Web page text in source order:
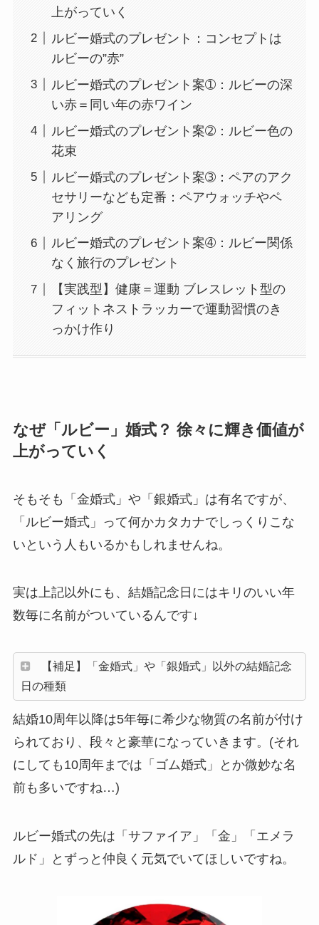
上がっていく
ルビー婚式のプレゼント：コンセプトは
ルビーの”赤”
ルビー婚式のプレゼント案➀：ルビーの深
い赤＝同い年の赤ワイン
ルビー婚式のプレゼント案➁：ルビー色の
花束
ルビー婚式のプレゼント案➂：ペアのアク
セサリーなども定番：ペアウォッチやペ
アリング
ルビー婚式のプレゼント案➃：ルビー関係
なく旅行のプレゼント
【実践型】健康＝運動 ブレスレット型の
フィットネストラッカーで運動習慣のき
っかけ作り
なぜ「ルビー」婚式？ 徐々に輝き価値が
上がっていく
そもそも「金婚式」や「銀婚式」は有名ですが、
「ルビー婚式」って何かカタカナでしっくりこな
いという人もいるかもしれませんね。
実は上記以外にも、結婚記念日にはキリのいい年
数毎に名前がついているんです↓
【補足】「金婚式」や「銀婚式」以外の結婚記念
日の種類
結婚10周年以降は5年毎に希少な物質の名前が付け
られており、段々と豪華になっていきます。(それ
にしても10周年までは「ゴム婚式」とか微妙な名
前も多いですね…)
ルビー婚式の先は「サファイア」「金」「エメラ
ルド」とずっと仲良く元気でいてほしいですね。